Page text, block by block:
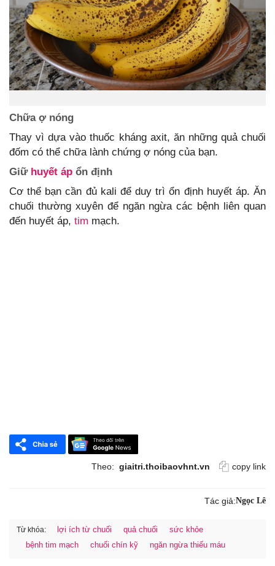
Chữa ợ nóng
Thay vì dựa vào thuốc kháng axit, ăn những quả chuối
đốm có thể chữa lành chứng ợ nóng của bạn.
Giữ huyết áp ổn định
Cơ thể bạn cần đủ kali để duy trì ổn định huyết áp. Ăn
chuối thường xuyên để ngăn ngừa các bệnh liên quan
đến huyết áp, tim mạch.
Theo: giaitri.thoibaovhnt.vn copy link
Tác giả:Ngọc Lê
Từ khóa: lợi ích từ chuối quả chuối
sức khỏe
bệnh tim mạch
chuối chín kỹ ngăn ngừa thiếu máu